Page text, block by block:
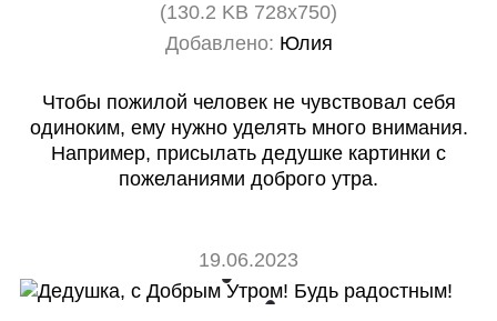
(130.2 KB 728x750)
Добавлено: Юлия
Чтобы пожилой человек не чувствовал себя
одиноким, ему нужно уделять много внимания.
Например, присылать дедушке картинки с
пожеланиями доброго утра.
19.06.2023